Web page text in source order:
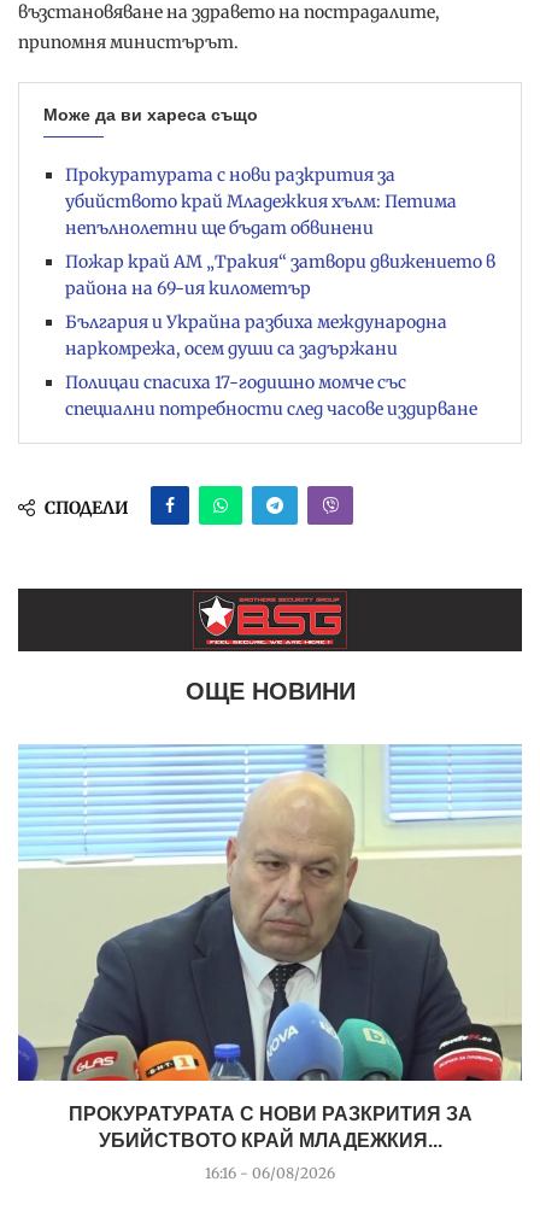
възстановяване на здравето на пострадалите,
припомня министърът.
Може да ви хареса също
Прокуратурата с нови разкрития за
убийството край Младежкия хълм: Петима
непълнолетни ще бъдат обвинени
Пожар край АМ „Тракия“ затвори движението в
района на 69-ия километър
България и Украйна разбиха международна
наркомрежа, осем души са задържани
Полицаи спасиха 17-годишно момче със
специални потребности след часове издирване
СПОДЕЛИ
ОЩЕ НОВИНИ
ПРОКУРАТУРАТА С НОВИ РАЗКРИТИЯ ЗА
УБИЙСТВОТО КРАЙ МЛАДЕЖКИЯ...
16:16 - 06/08/2026